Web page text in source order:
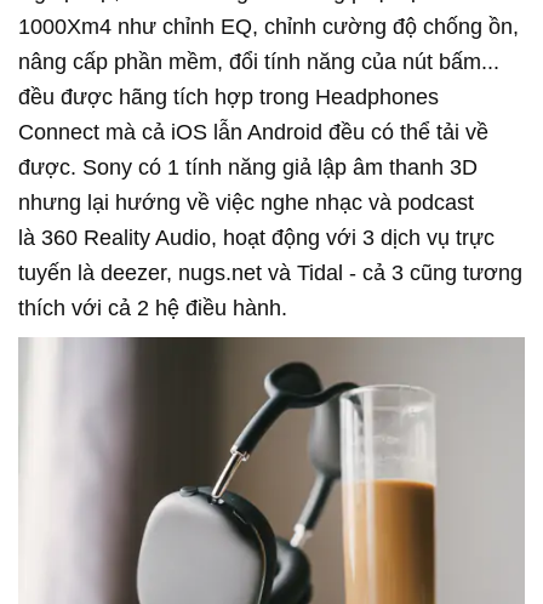
1000Xm4 như chỉnh EQ, chỉnh cường độ chống ồn,
nâng cấp phần mềm, đổi tính năng của nút bấm...
đều được hãng tích hợp trong Headphones
Connect mà cả iOS lẫn Android đều có thể tải về
được. Sony có 1 tính năng giả lập âm thanh 3D
nhưng lại hướng về việc nghe nhạc và podcast
là 360 Reality Audio, hoạt động với 3 dịch vụ trực
tuyến là deezer, nugs.net và Tidal - cả 3 cũng tương
thích với cả 2 hệ điều hành.